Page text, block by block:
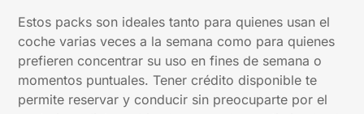
Estos packs son ideales tanto para quienes usan el
coche varias veces a la semana como para quienes
prefieren concentrar su uso en fines de semana o
momentos puntuales. Tener crédito disponible te
permite reservar y conducir sin preocuparte por el